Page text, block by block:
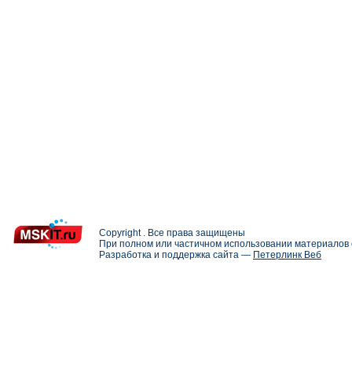
Copyright . Все права защищены
При полном или частичном использовании
Разработка и поддержка сайта — Петерлинк Веб